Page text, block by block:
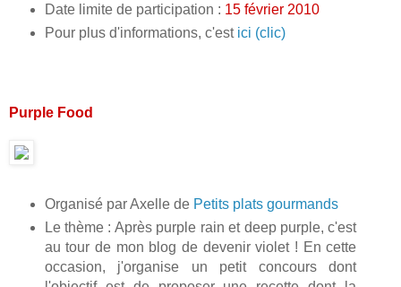
Date limite de participation : 15 février 2010
Pour plus d'informations, c'est ici (clic)
Purple Food
Organisé par Axelle de Petits plats gourmands
Le thème : Après purple rain et deep purple, c'est
au tour de mon blog de devenir violet ! En cette
occasion, j'organise un petit concours dont